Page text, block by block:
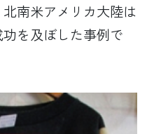
南米アメリカ大陸は
を及ぼした事例で